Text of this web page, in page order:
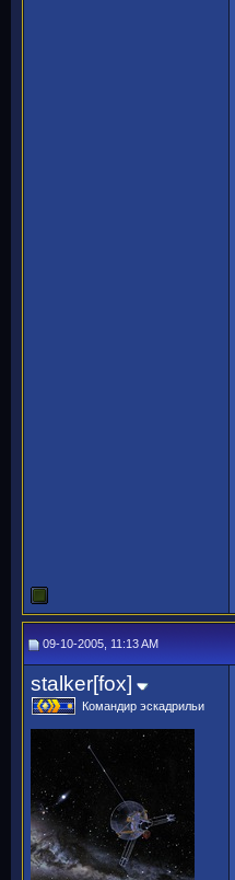
09-10-2005, 11:13 AM
stalker[fox]
Командир эскадрильи